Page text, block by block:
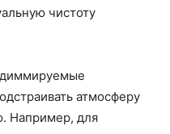
чистоту
диммируемые
атмосферу
Например, для